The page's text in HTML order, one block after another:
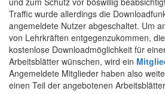
Traffic wurde allerdings die
angemeldete Nutzer abgeschaltet. Um
von Lehrkräften entgegenzukommen,
kostenlose Downloadmöglichkeit für
Arbeitsblätter wünschen, wird ein
Angemeldete Mitglieder haben also
einen Teil der angebotenen